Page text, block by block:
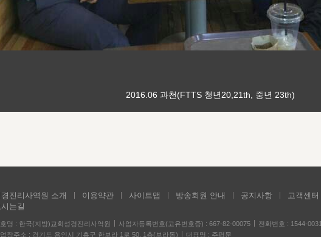
2016.06 과천(FTTS 청년20,21th, 중년 23th)
경진리사역원 소개 이용약관 사이트맵 방송회원 안내 공지사항
고객센터
는길
명 : 한국(지방)교회성경진리사역원 사업자등록번호(고유번호증) : 667-82-00075
전화번호 : 1544-0031
장주소 : 경기도 용인시 기흥구 한보라 1로 50, 1층(보라동)
대표명 : 주평문